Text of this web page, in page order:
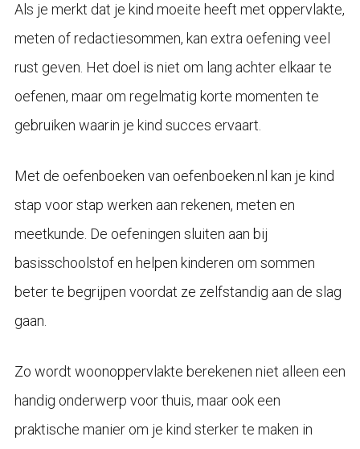
Als je merkt dat je kind moeite heeft met oppervlakte,
meten of redactiesommen, kan extra oefening veel
rust geven. Het doel is niet om lang achter elkaar te
oefenen, maar om regelmatig korte momenten te
gebruiken waarin je kind succes ervaart.
Met de oefenboeken van oefenboeken.nl kan je kind
stap voor stap werken aan rekenen, meten en
meetkunde. De oefeningen sluiten aan bij
basisschoolstof en helpen kinderen om sommen
beter te begrijpen voordat ze zelfstandig aan de slag
gaan.
Zo wordt woonoppervlakte berekenen niet alleen een
handig onderwerp voor thuis, maar ook een
praktische manier om je kind sterker te maken in